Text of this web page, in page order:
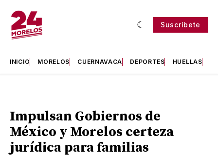
Suscríbete
INICIO MORELOS CUERNAVACA DEPORTES HUELLAS
Impulsan Gobiernos de
México y Morelos certeza
jurídica para familias